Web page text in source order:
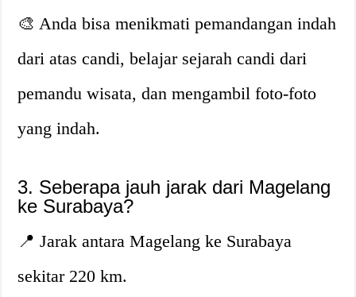
🎨 Anda bisa menikmati pemandangan indah
dari atas candi, belajar sejarah candi dari
pemandu wisata, dan mengambil foto-foto
yang indah.
3. Seberapa jauh jarak dari Magelang
ke Surabaya?
📍 Jarak antara Magelang ke Surabaya
sekitar 220 km.